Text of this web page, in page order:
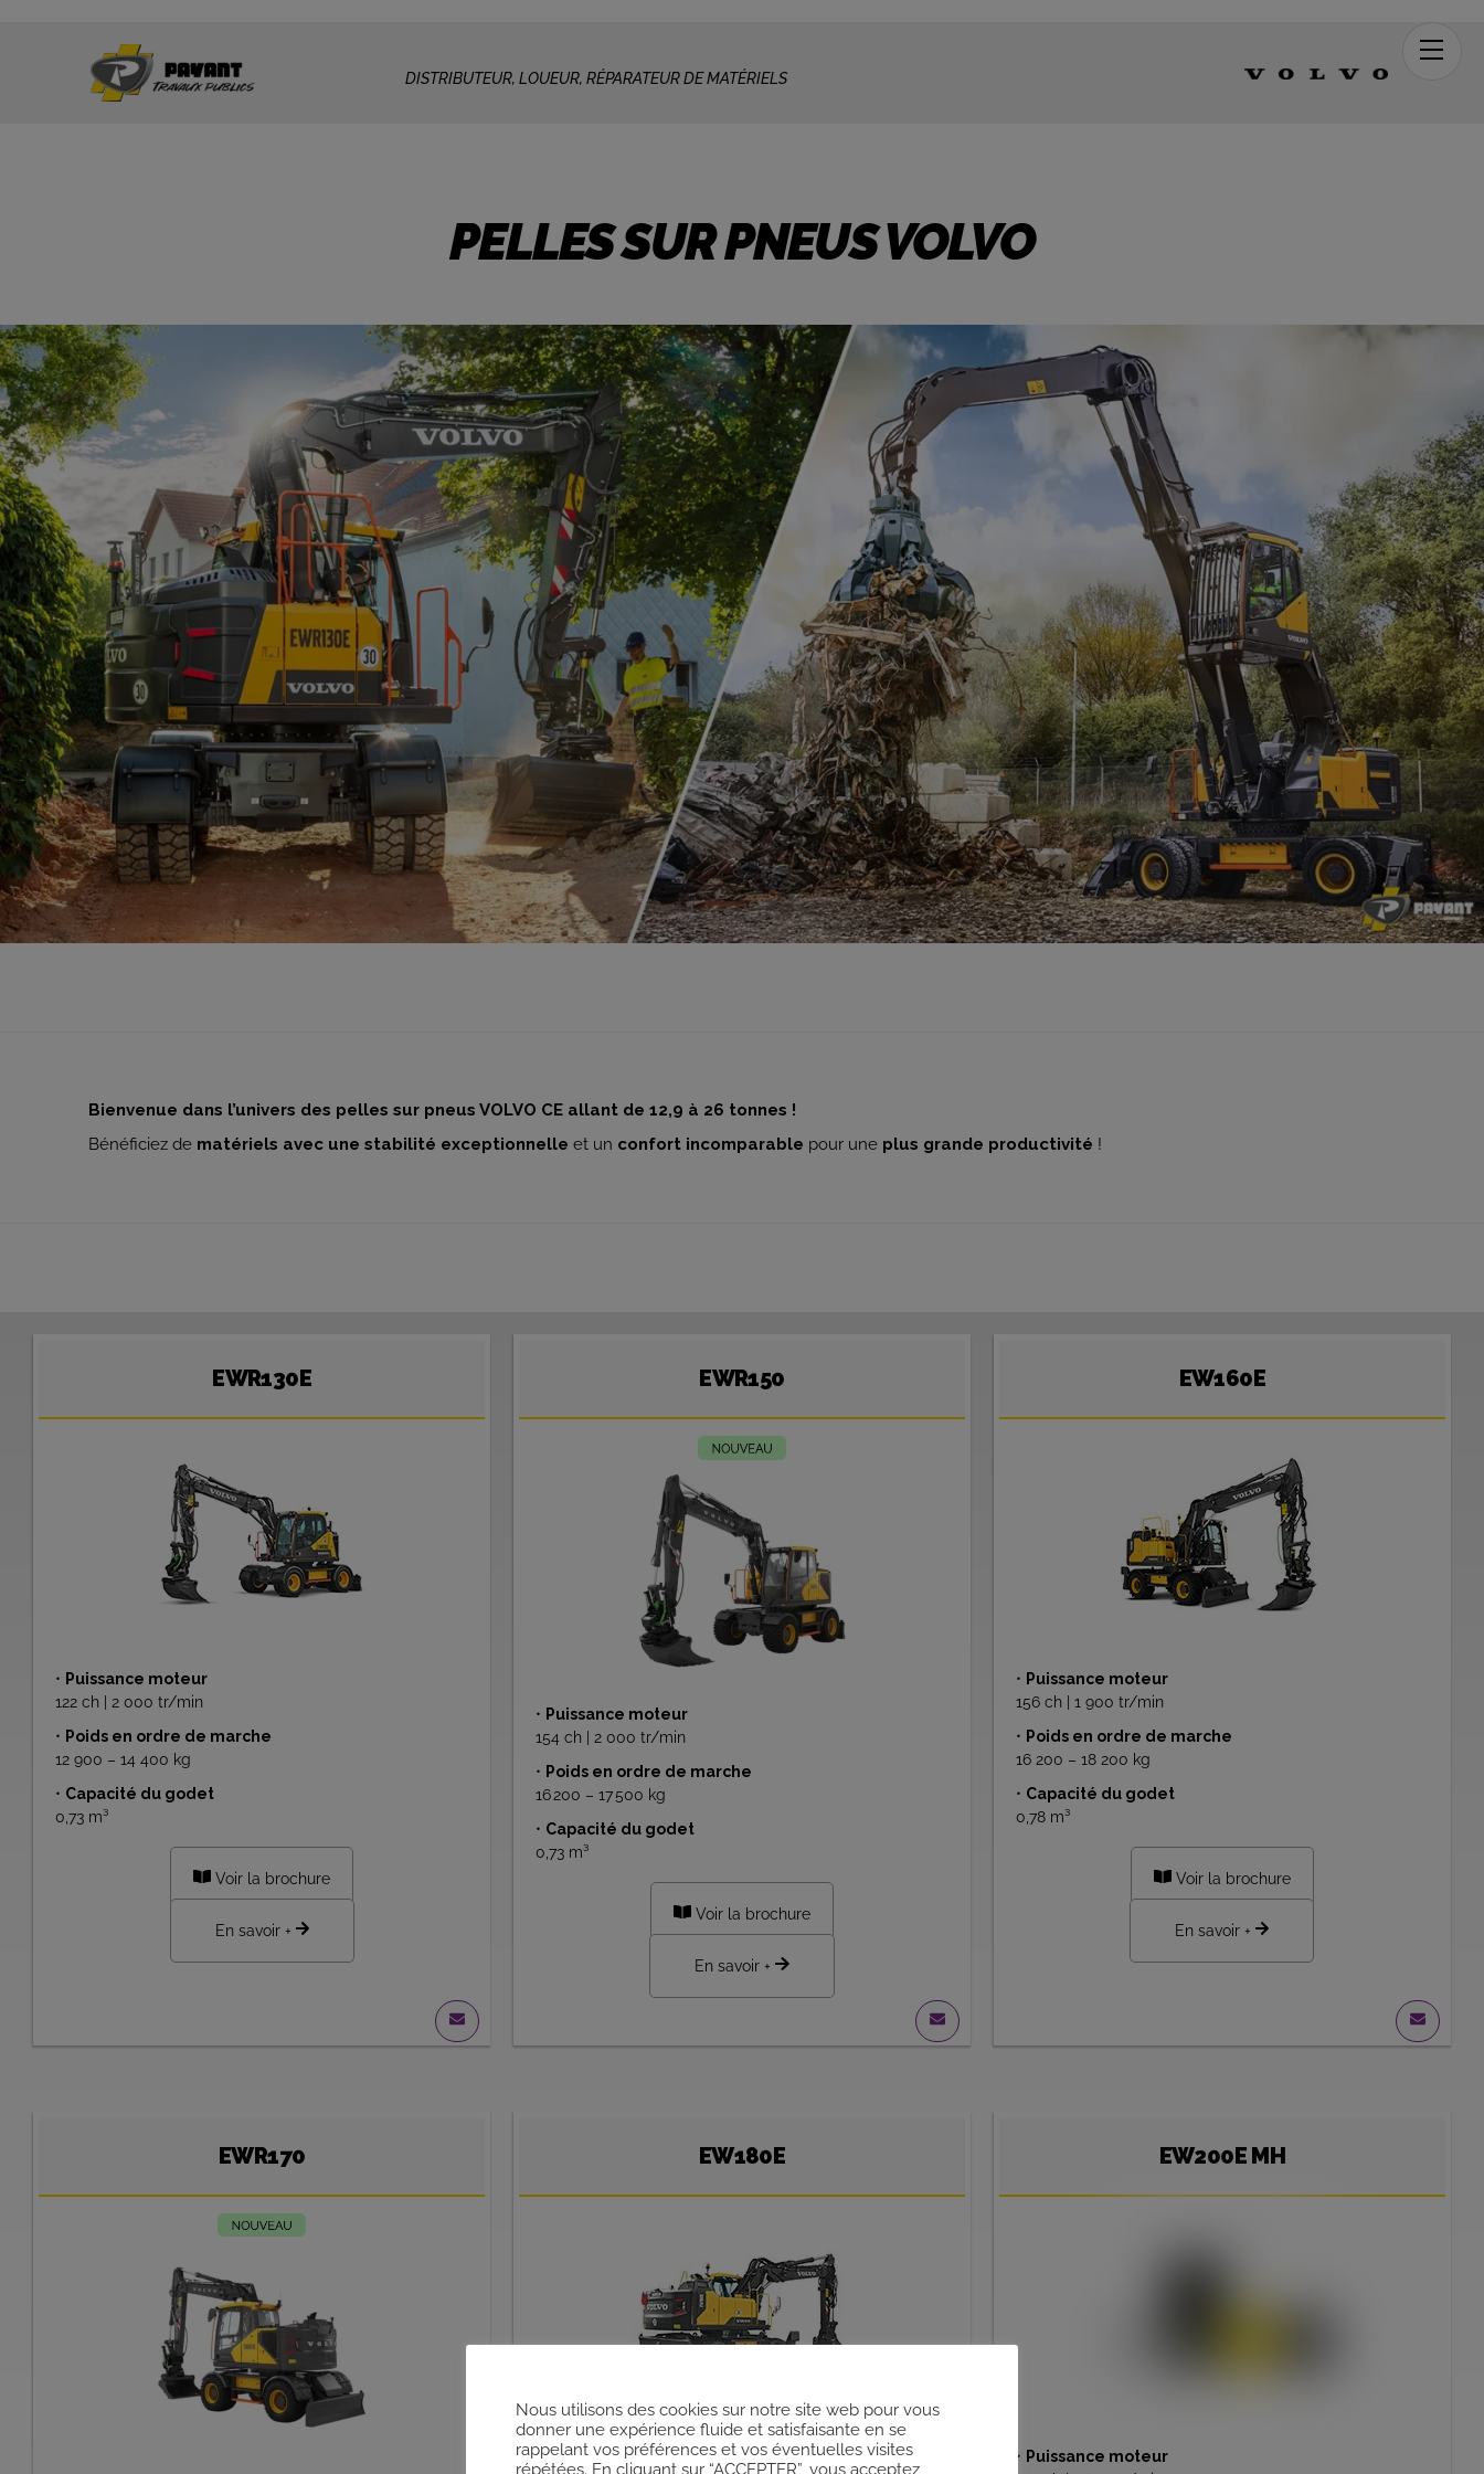
DISTRIBUTEUR, LOUEUR, RÉPARATEUR DE MATÉRIELS
PELLES SUR PNEUS VOLVO
Bienvenue dans l’univers des pelles sur pneus VOLVO CE allant de 12,9 à 26 tonnes !
Bénéficiez de matériels avec une stabilité exceptionnelle et un confort incomparable pour une plus grande productivité !
EWR130E
• Puissance moteur
122 ch | 2 000 tr/min
• Poids en ordre de marche
12 900 – 14 400 kg
• Capacité du godet
0,73 m³
Voir la brochure
En savoir +
EWR150
• Puissance moteur
154 ch | 2 000 tr/min
• Poids en ordre de marche
16 200 – 17 500 kg
• Capacité du godet
0,73 m³
Voir la brochure
En savoir +
EW160E
• Puissance moteur
156 ch | 1 900 tr/min
• Poids en ordre de marche
16 200 – 18 200 kg
• Capacité du godet
0,78 m³
Voir la brochure
En savoir +
EWR170 EW180E
•Puissance moteur
EW200E MH
• Puissance moteur
Nous utilisons des cookies sur notre site web pour vous
donner une expérience fluide et satisfaisante en se
rappelant vos préférences et vos éventuelles visites
répétées. En cliquant sur “ACCEPTER”, vous acceptez